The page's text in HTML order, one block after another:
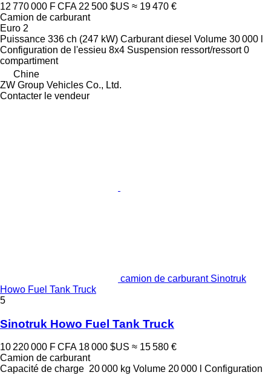
12 770 000 F CFA 22 500 $US ≈ 19 470 €
Camion de carburant
Euro 2
Puissance 336 ch (247 kW) Carburant diesel Volume 30 000 l
Configuration de l'essieu 8x4 Suspension ressort/ressort 0
compartiment
Chine
ZW Group Vehicles Co., Ltd.
Contacter le vendeur
camion de carburant Sinotruk
Howo Fuel Tank Truck
5
Sinotruk Howo Fuel Tank Truck
10 220 000 F CFA 18 000 $US ≈ 15 580 €
Camion de carburant
Capacité de charge 20 000 kg Volume 20 000 l
Configuration